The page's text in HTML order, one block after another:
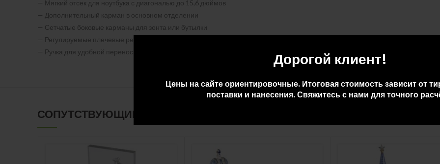
Дорогой клиент!
Цены на сайте ориентировочные. Итоговая стоимость зависит от
поставки и нанесения. Свяжитесь с нами для точного
— Мягкий отсек для ноутбука с диагональю до 15,6 дюймов
— Дополнительный карман в основном отделении
— Сетчатые боковые карманы для зонта или бутылки
— Регулируемые плечевые ремни и мягкая спинка для максимального комфорта
— Ручка для удобной переноски
СОПУТСТВУЮЩИЕ ТОВАРЫ